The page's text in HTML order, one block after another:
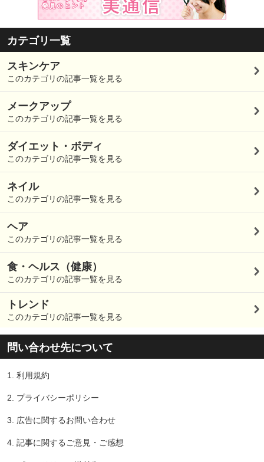
カテゴリ一覧
スキンケア
このカテゴリの記事一覧を見る
メークアップ
このカテゴリの記事一覧を見る
ダイエット・ボディ
このカテゴリの記事一覧を見る
ネイル
このカテゴリの記事一覧を見る
ヘア
このカテゴリの記事一覧を見る
食・ヘルス（健康）
このカテゴリの記事一覧を見る
トレンド
このカテゴリの記事一覧を見る
問い合わせ先について
1. 利用規約
2. プライバシーポリシー
3. 広告に関するお問い合わせ
4. 記事に関するご意見・ご感想